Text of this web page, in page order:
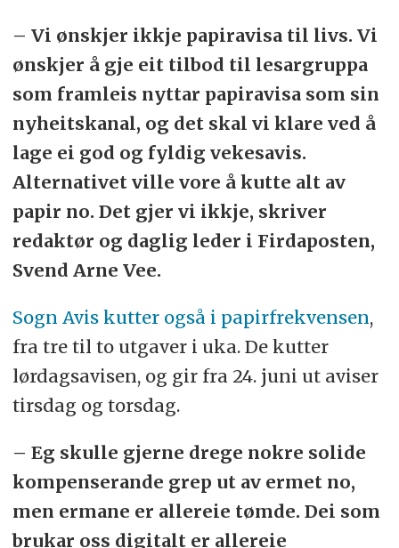
– Vi ønskjer ikkje papiravisa til livs. Vi
ønskjer å gje eit tilbod til lesargruppa
som framleis nyttar papiravisa som sin
nyheitskanal, og det skal vi klare ved å
lage ei god og fyldig vekesavis.
Alternativet ville vore å kutte alt av
papir no. Det gjer vi ikkje, skriver
redaktør og daglig leder i Firdaposten,
Svend Arne Vee.
Sogn Avis kutter også i papirfrekvensen,
fra tre til to utgaver i uka. De kutter
lørdagsavisen, og gir fra 24. juni ut aviser
tirsdag og torsdag.
– Eg skulle gjerne drege nokre solide
kompenserande grep ut av ermet no,
men ermane er allereie tømde. Dei som
brukar oss digitalt er allereie